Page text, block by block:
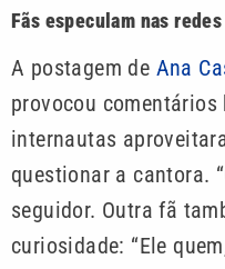
Fãs especulam nas
A postagem de Ana
provocou
internautas
questionar a cantora.
seguidor. Outra fã
curiosidade: “Ele